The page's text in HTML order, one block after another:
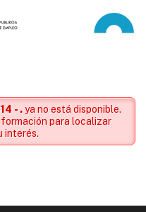
- .ya no está disponible.
para localizar
interés.